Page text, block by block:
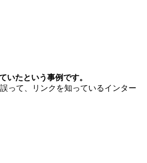
いたという事例です。
って、リンクを知っているインター